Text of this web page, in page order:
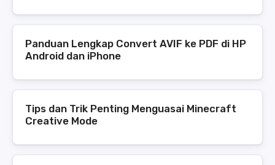
Panduan Lengkap Convert AVIF ke PDF di HP
Android dan iPhone
Tips dan Trik Penting Menguasai Minecraft
Creative Mode